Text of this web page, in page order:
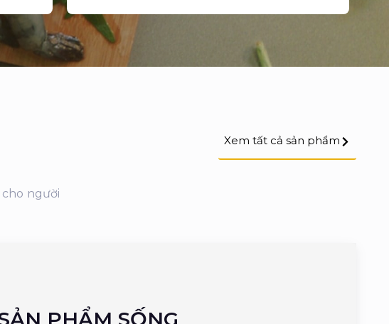
Xem tất cả sản phẩm
người
PHẨM SỐNG